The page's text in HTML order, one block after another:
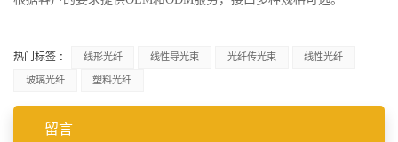
热门标签 : 线形光纤 线性导光束 光纤传光束
线性光纤
玻璃光纤
塑料光纤
留言